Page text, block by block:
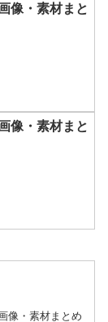
像・素材まと
像・素材まと
像・素材まとめ